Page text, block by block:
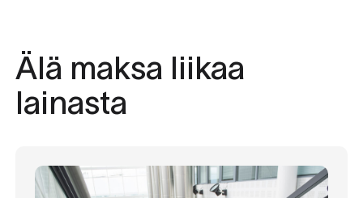
Älä maksa liikaa
lainasta